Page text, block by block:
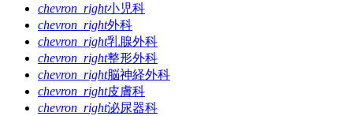
chevron_right小児科
chevron_right外科
chevron_right乳腺外科
chevron_right整形外科
chevron_right脳神経外科
chevron_right皮膚科
chevron_right泌尿器科